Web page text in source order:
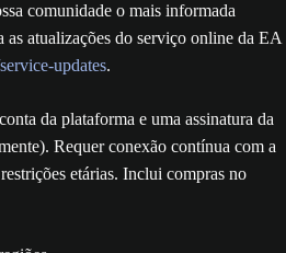
comunidade o mais informada
as atualizações do serviço online da EA
updates.
da plataforma e uma assinatura da
Requer conexão contínua com a
etárias. Inclui compras no